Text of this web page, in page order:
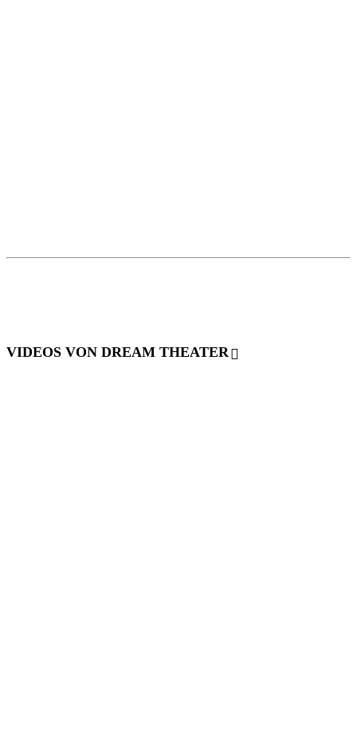
VIDEOS VON DREAM THEATER